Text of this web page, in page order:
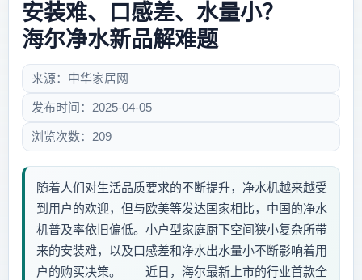
安装难、口感差、水量小？
海尔净水新品解难题
来源：中华家居网
发布时间：2025-04-05
浏览次数：209
随着人们对生活品质要求的不断提升，净水机越来越受
到用户的欢迎，但与欧美等发达国家相比，中国的净水
机普及率依旧偏低。小户型家庭厨下空间狭小复杂所带
来的安装难，以及口感差和净水出水量小不断影响着用
户的购买决策。 近日，海尔最新上市的行业首款全